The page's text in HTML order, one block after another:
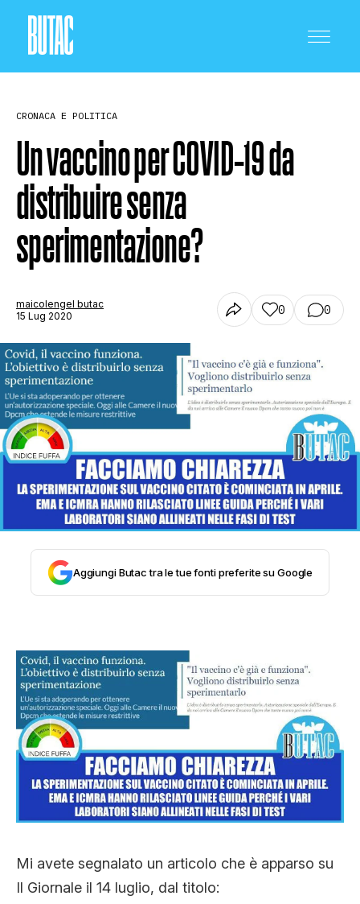
CRONACA E POLITICA
SCIENZA E TECNOLOGIA
SALUTE E MEDICINA
STORIA E CITAZIONI
INTRATTENIMENTO
COMPLOTTI, LEGGENDE URBANE ED
EVERGREEN
TRUFFE E SOCIAL NETWORK
CLIMA ED ENERGIA
CONTATTI
CHI SIAMO
CRONACA E POLITICA
Un vaccino per COVID-19 da
distribuire senza
sperimentazione?
maicolengel butac
15 Lug 2020
0 0
Aggiungi Butac tra le tue fonti preferite su Google
Mi avete segnalato un articolo che è apparso su
Il Giornale il 14 luglio, dal titolo: